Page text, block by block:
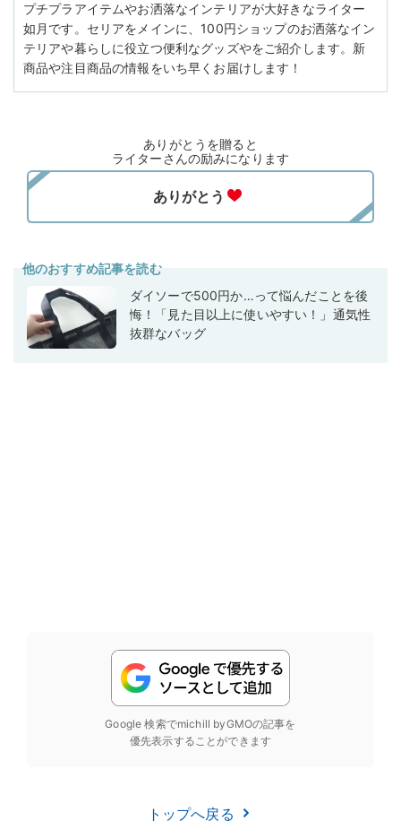
プチプラアイテムやお洒落なインテリアが大好きなライター
如月です。セリアをメインに、100円ショップのお洒落なイン
テリアや暮らしに役立つ便利なグッズやをご紹介します。新
商品や注目商品の情報をいち早くお届けします！
ありがとうを贈ると
ライターさんの励みになります
他のおすすめ記事を読む
ダイソーで500円か…って悩んだことを後
悔！「見た目以上に使いやすい！」通気性
抜群なバッグ
Google 検索でmichill byGMOの記事を
優先表示することができます
トップへ戻る